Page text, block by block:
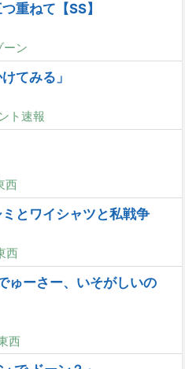
重ねて【SS】
ーン
てみる」
ト速報
西
ミとワイシャツと私戦争
西
ゅーさー、いそがしいの
西